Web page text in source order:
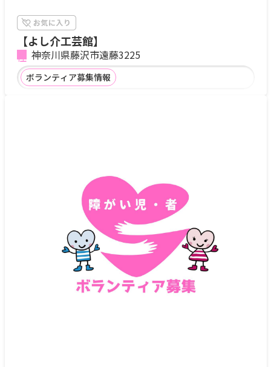
【よし介工芸館】
神奈川県藤沢市遠藤3225
ボランティア募集情報